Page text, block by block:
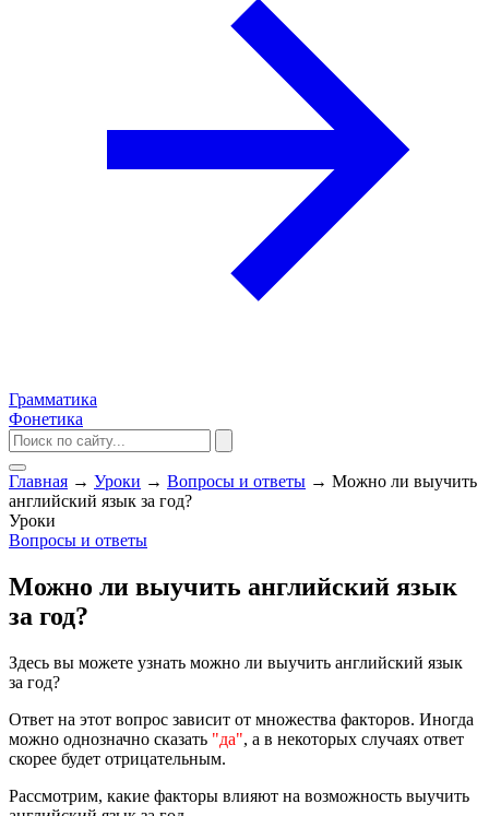
Грамматика
Фонетика
Главная → Уроки → Вопросы и ответы → Можно ли выучить
английский язык за год?
Уроки
Вопросы и ответы
Можно ли выучить английский язык
за год?
Здесь вы можете узнать можно ли выучить английский язык
за год?
Ответ на этот вопрос зависит от множества факторов. Иногда
можно однозначно сказать "да", а в некоторых случаях ответ
скорее будет отрицательным.
Рассмотрим, какие факторы влияют на возможность выучить